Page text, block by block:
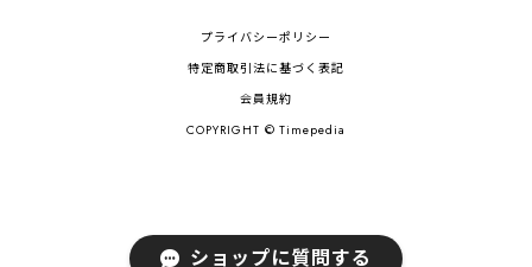
プライバシーポリシー
特定商取引法に基づく表記
会員規約
COPYRIGHT © Timepedia
ショップに質問する